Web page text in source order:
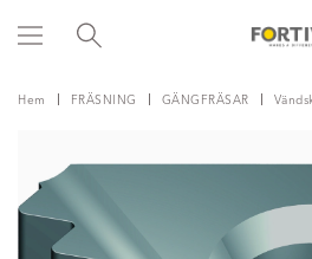
Hem FRÄSNING GÄNGFRÄSAR